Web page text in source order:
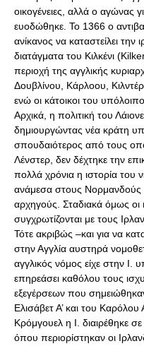
οικογένειες, αλλά ο
ευοδώθηκε. Το 1366 ο
ανίκανος να καταστείλει την
διατάγματα του Kιλκένι
περιοχή της αγγλικής
Δουβλίνου, Kάρλοου,
ενώ οι κάτοικοι του
Αρχικά, η πολιτική του
δημιουργώντας νέα κράτη
σπουδαιότερος από τους
Λένστερ, δεν δέχτηκε την
πολλά χρόνια η ιστορία του
ανάμεσα στους Νορμανδούς
αρχηγούς. Σταδιακά όμως οι
συγχρωτίζονται με τους
Τότε ακριβώς –και για να
στην Αγγλία αυστηρά
αγγλικός νόμος είχε στην Ι.
επηρεάσει καθόλου τους
εξεγέρσεων που
Ελισάβετ Α’ και του Καρόλου
Κρόμγουελ η Ι. διαιρέθηκε σε
όπου περιορίστηκαν οι